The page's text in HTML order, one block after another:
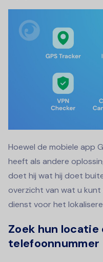
Hoewel de mobiele app
heeft als andere
doet hij wat hij doet
overzicht van wat u
dienst voor het
Zoek hun locatie
telefoonnummer